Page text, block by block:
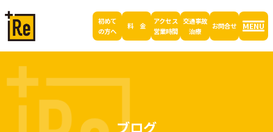
初めて
の方へ
料 金
アクセス
営業時間
交通事故
治療
お問合せ MENU
ブログ